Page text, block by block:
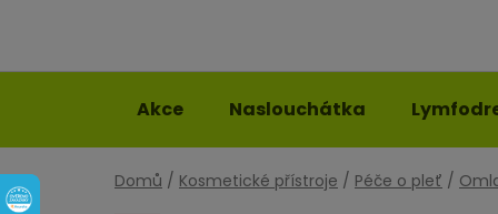
Akce Naslouchátka
Domů / Kosmetické přístroje / Péče o pleť /